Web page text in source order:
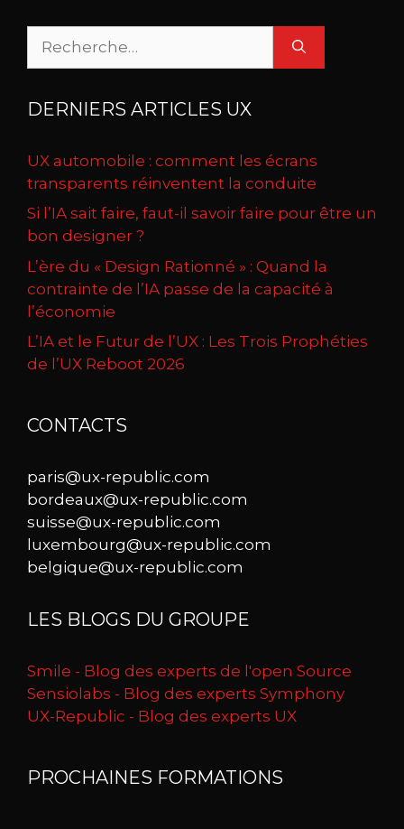
DERNIERS ARTICLES UX
UX automobile : comment les écrans
transparents réinventent la conduite
Si l’IA sait faire, faut-il savoir faire pour être un
bon designer ?
L’ère du « Design Rationné » : Quand la
contrainte de l’IA passe de la capacité à
l’économie
L’IA et le Futur de l’UX : Les Trois Prophéties
de l’UX Reboot 2026
CONTACTS
paris@ux-republic.com
bordeaux@ux-republic.com
suisse@ux-republic.com
luxembourg@ux-republic.com
belgique@ux-republic.com
LES BLOGS DU GROUPE
Smile - Blog des experts de l'open Source
Sensiolabs - Blog des experts Symphony
UX-Republic - Blog des experts UX
PROCHAINES FORMATIONS